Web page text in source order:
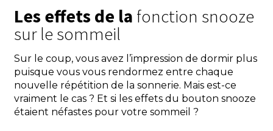
Les effets de la fonction snooze
sur le sommeil
Sur le coup, vous avez l’impression de dormir plus
puisque vous vous rendormez entre chaque
nouvelle répétition de la sonnerie. Mais est-ce
vraiment le cas ? Et si les effets du bouton snooze
étaient néfastes pour votre sommeil ?